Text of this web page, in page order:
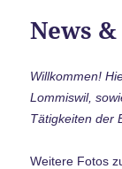
News
Willkommen!
Lommiswil,
Tätigkeiten der
Weitere Fotos